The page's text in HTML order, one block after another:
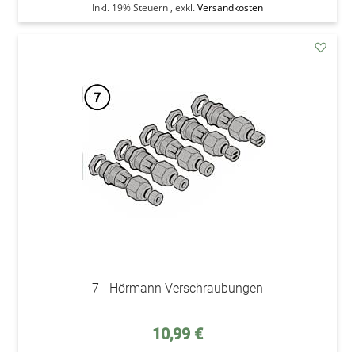
Inkl. 19% Steuern , exkl.Versandkosten
7 - Hörmann Verschraubungen
10,99 €